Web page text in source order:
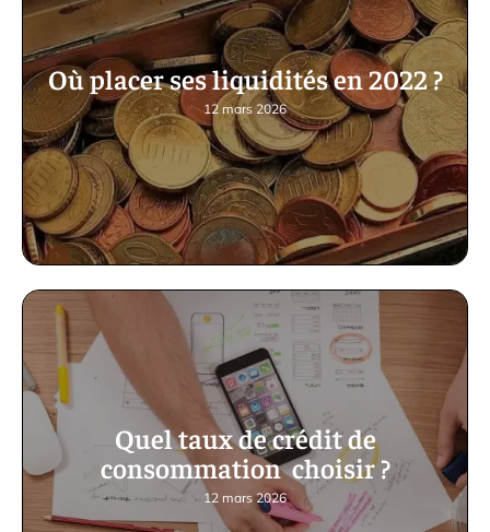
Où placer ses liquidités en 2022 ?
12 mars 2026
Quel taux de crédit de
consommation choisir ?
12 mars 2026